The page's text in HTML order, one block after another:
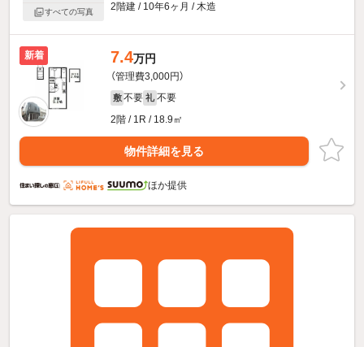
すべての写真
2階建 / 10年6ヶ月 / 木造
新着 7.4万円
（管理費3,000円）
敷 不要 礼 不要
2階 / 1R / 18.9㎡
物件詳細を見る
ほか提供